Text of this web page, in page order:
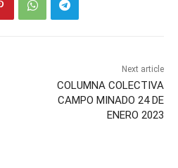
Next article
COLUMNA COLECTIVA
CAMPO MINADO 24 DE
ENERO 2023